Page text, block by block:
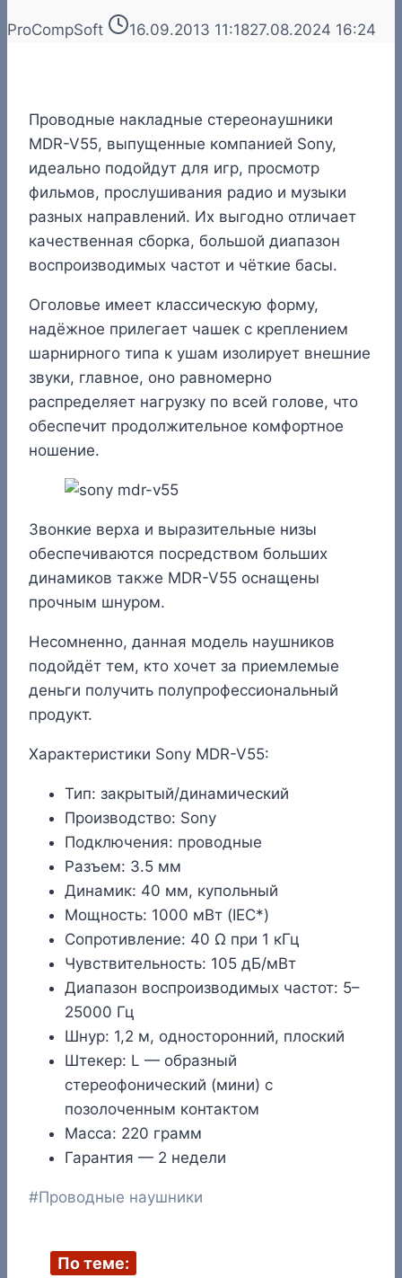
ProCompSoft 16.09.2013 11:1827.08.2024 16:24
Проводные накладные стереонаушники
MDR-V55, выпущенные компанией Sony,
идеально подойдут для игр, просмотр
фильмов, прослушивания радио и музыки
разных направлений. Их выгодно отличает
качественная сборка, большой диапазон
воспроизводимых частот и чёткие басы.
Оголовье имеет классическую форму,
надёжное прилегает чашек с креплением
шарнирного типа к ушам изолирует внешние
звуки, главное, оно равномерно
распределяет нагрузку по всей голове, что
обеспечит продолжительное комфортное
ношение.
Звонкие верха и выразительные низы
обеспечиваются посредством больших
динамиков также MDR-V55 оснащены
прочным шнуром.
Несомненно, данная модель наушников
подойдёт тем, кто хочет за приемлемые
деньги получить полупрофессиональный
продукт.
Характеристики Sony MDR-V55:
Тип: зaкpытый/динaмичecкий
Производство: Sony
Подключения: проводные
Разъем: 3.5 мм
Динамик: 40 мм, купольный
Мощность: 1000 мВт (IEC*)
Сопротивление: 40 Ω при 1 кГц
Чувствительность: 105 дБ/мВт
Диапазон воспроизводимых частот: 5–
25000 Гц
Шнур: 1,2 м, односторонний, плоский
Штекер: L — образный
стереофонический (мини) с
позолоченным контактом
Масса: 220 грамм
Гарантия — 2 недели
Метки
#Проводные наушники
По теме: